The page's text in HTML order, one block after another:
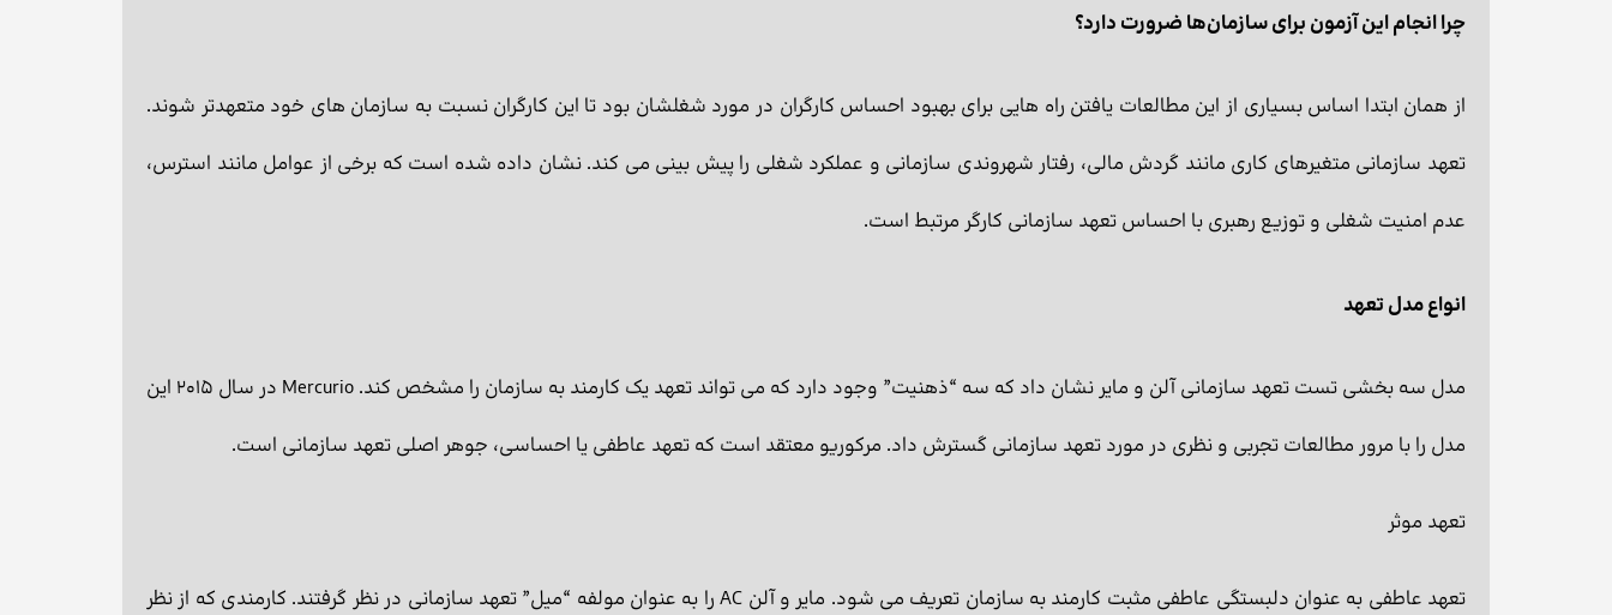
چرا انجام این آزمون برای سازمان‌ها ضرورت دارد؟
از همان ابتدا اساس بسیاری از این مطالعات یافتن راه هایی برای بهبود احساس کارگران در مورد شغلشان بود تا این کارگران نسبت به سازمان های خود متعهدتر شوند.
تعهد سازمانی متغیرهای کاری مانند گردش مالی، رفتار شهروندی سازمانی و عملکرد شغلی را پیش بینی می کند. نشان داده شده است که برخی از عوامل مانند استرس،
عدم امنیت شغلی و توزیع رهبری با احساس تعهد سازمانی کارگر مرتبط است.
انواع مدل تعهد
مدل سه بخشی تست تعهد سازمانی آلن و مایر نشان داد که سه “ذهنیت” وجود دارد که می تواند تعهد یک کارمند به سازمان را مشخص کند. Mercurio در سال 2015 این
مدل را با مرور مطالعات تجربی و نظری در مورد تعهد سازمانی گسترش داد. مرکوریو معتقد است که تعهد عاطفی یا احساسی، جوهر اصلی تعهد سازمانی است.
تعهد موثر
تعهد عاطفی به عنوان دلبستگی عاطفی مثبت کارمند به سازمان تعریف می شود. مایر و آلن AC را به عنوان مولفه “میل” تعهد سازمانی در نظر گرفتند. کارمندی که از نظر